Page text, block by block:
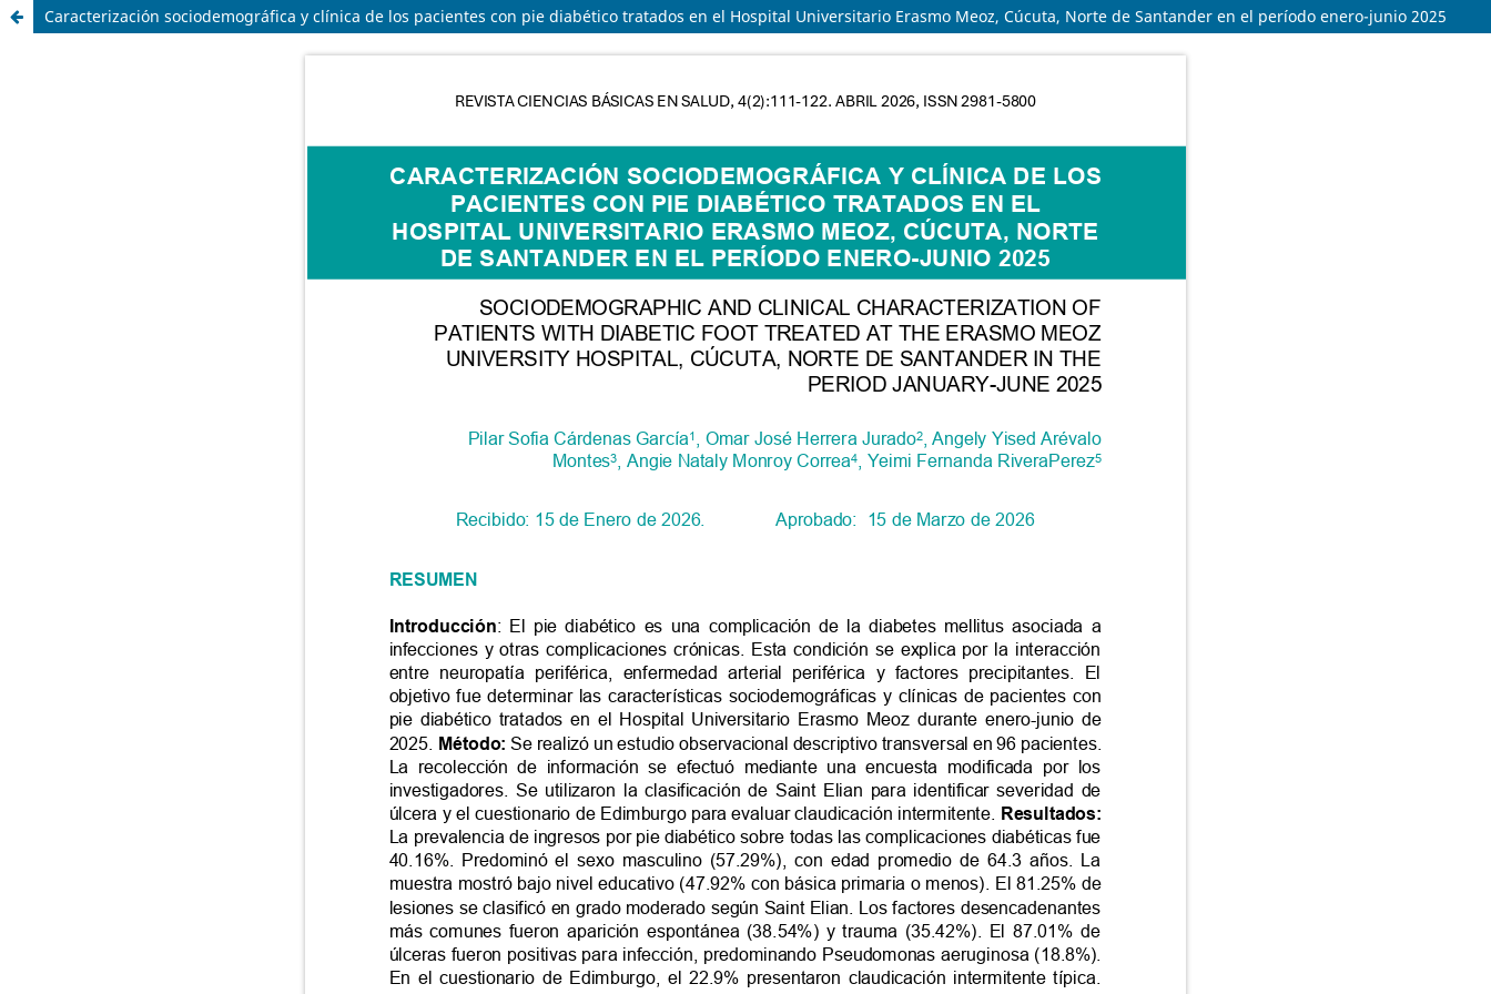
Caracterización sociodemográfica y clínica de los pacientes con pie diabético tratados en el Hospital Universitario Erasmo Meoz, Cúcuta, Norte de Santander en el período enero-junio 2025